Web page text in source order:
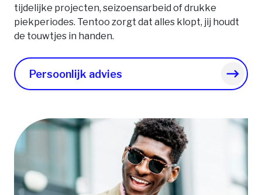
tijdelijke projecten, seizoensarbeid of drukke
piekperiodes. Tentoo zorgt dat alles klopt, jij houdt
de touwtjes in handen.
Persoonlijk advies